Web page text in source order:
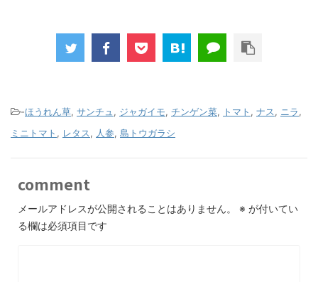
-ほうれん草, サンチュ , ジャガイモ, チンゲン菜, トマト , ナス, ニラ,
ミニトマト , レタス, 人参, 島トウガラシ
comment
メールアドレスが公開されることはありません。 ※ が付いてい
る欄は必須項目です